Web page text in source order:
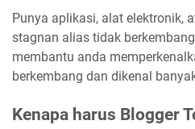
Punya aplikasi, alat elektronik,
stagnan alias tidak
membantu anda
berkembang dan dikenal
Kenapa harus Blogger